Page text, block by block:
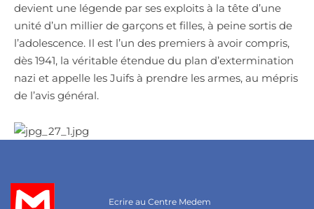
devient une légende par ses exploits à la tête d’une
unité d’un millier de garçons et filles, à peine sortis de
l’adolescence. Il est l’un des premiers à avoir compris,
dès 1941, la véritable étendue du plan d’extermination
nazi et appelle les Juifs à prendre les armes, au mépris
de l’avis général.
Ecrire au Centre Medem